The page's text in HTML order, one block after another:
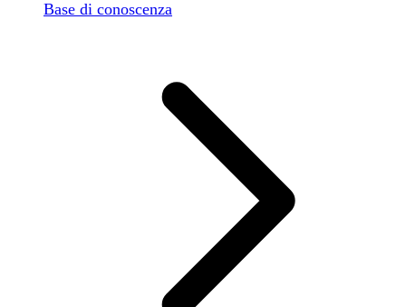
Base di conoscenza